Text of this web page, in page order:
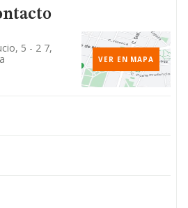
5 - 2 7,
VER EN MAPA